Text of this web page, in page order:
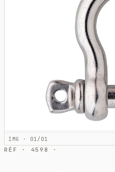
IMG · 01/01
RÉF · 4598 ·